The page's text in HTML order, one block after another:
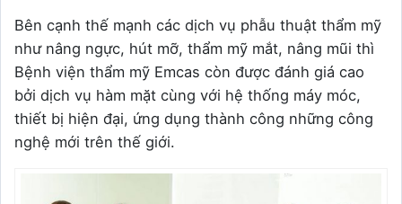
Bên cạnh thế mạnh các dịch vụ phẫu thuật thẩm mỹ
như nâng ngực, hút mỡ, thẩm mỹ mắt, nâng mũi thì
Bệnh viện thẩm mỹ Emcas còn được đánh giá cao
bởi dịch vụ hàm mặt cùng với hệ thống máy móc,
thiết bị hiện đại, ứng dụng thành công những công
nghệ mới trên thế giới.